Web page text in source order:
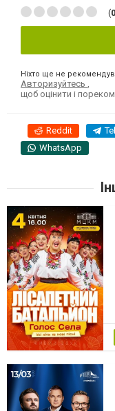
(0
Ніхто ще не
Авторизуйтесь
щоб оцінити і
Reddit
WhatsApp